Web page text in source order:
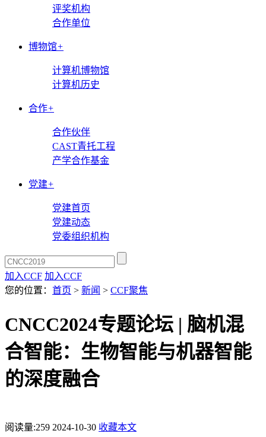
评奖机构
合作单位
博物馆+
计算机博物馆
计算机历史
合作+
合作伙伴
CAST青托工程
产学合作基金
党建+
党建首页
党建动态
党委组织机构
加入CCF 加入CCF
您的位置： 首页 > 新闻 > CCF聚焦
CNCC2024专题论坛 | 脑机混
合智能：生物智能与机器智能
的深度融合
阅读量:259 2024-10-30 收藏本文